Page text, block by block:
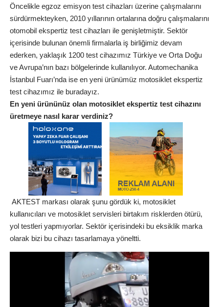
Öncelikle egzoz emisyon test cihazları üzerine çalışmalarını
sürdürmekteyken, 2010 yıllarının ortalarına doğru çalışmalarını
otomobil ekspertiz test cihazları ile genişletmiştir. Sektör
içerisinde bulunan önemli firmalarla iş birliğimiz devam
ederken, yaklaşık 1200 test cihazımız Türkiye ve Orta Doğu
ve Avrupa’nın bazı bölgelerinde kullanılıyor. Automechanika
İstanbul Fuarı’nda ise en yeni ürünümüz motosiklet ekspertiz
test cihazımız ile buradayız.
En yeni ürününüz olan motosiklet ekspertiz test cihazını
üretmeye nasıl karar verdiniz?
AKTEST markası olarak şunu gördük ki, motosiklet
kullanıcıları ve motosiklet servisleri birtakım risklerden ötürü,
yol testleri yapmıyorlar. Sektör içerisindeki bu eksiklik marka
olarak bizi bu cihazı tasarlamaya yöneltti.